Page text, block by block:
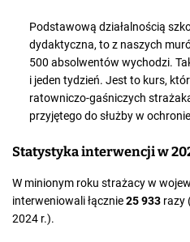
Podstawową działalnością
dydaktyczna, to z naszych
500 absolwentów wychodzi.
i jeden tydzień. Jest to kurs,
ratowniczo-gaśniczych
przyjętego do służby w
Statystyka interwencji w
W minionym roku strażacy w
interweniowali łącznie25 933 razy
2024 r.).